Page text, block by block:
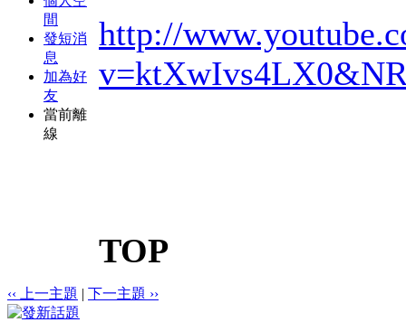
間
發短消
息
加為好
友
當前離
線
http://
TOP
‹‹ 上一主題 | 下一主題 ››